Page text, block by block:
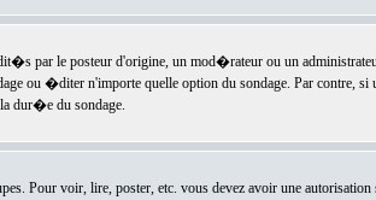
par le posteur d'origine, un mod�rateur ou un
ou �diter n'importe quelle option du sondage. Par
dur�e du sondage.
Pour voir, lire, poster, etc. vous devez avoir une